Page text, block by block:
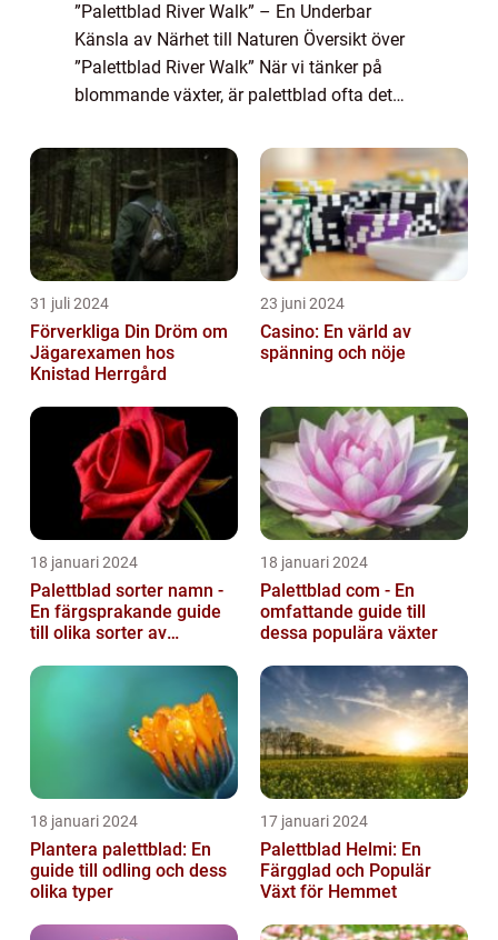
”Palettblad River Walk” – En Underbar
Känsla av Närhet till Naturen Översikt över
”Palettblad River Walk” När vi tänker på
blommande växter, är palettblad ofta det
böljande lövver...
31 juli 2024
Förverkliga Din Dröm om
Jägarexamen hos
Knistad Herrgård
23 juni 2024
Casino: En värld av
spänning och nöje
18 januari 2024
Palettblad sorter namn -
En färgsprakande guide
till olika sorter av
18 januari 2024
Palettblad com - En
omfattande guide till
dessa populära växter
18 januari 2024
Plantera palettblad: En
guide till odling och dess
olika typer
17 januari 2024
Palettblad Helmi: En
Färgglad och Populär
Växt för Hemmet